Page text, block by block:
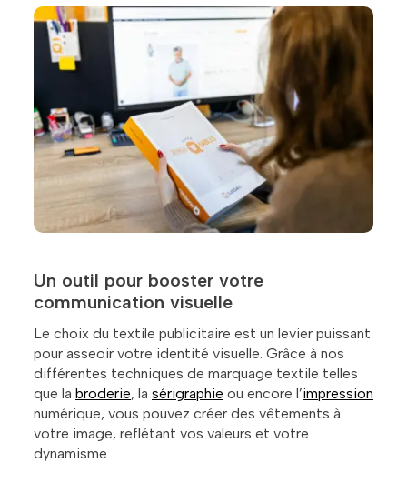
Un outil pour booster votre
communication visuelle
Le choix du textile publicitaire est un levier puissant
pour asseoir votre identité visuelle. Grâce à nos
différentes techniques de marquage textile telles
que la broderie, la sérigraphie ou encore l’impression
numérique, vous pouvez créer des vêtements à
votre image, reflétant vos valeurs et votre
dynamisme.